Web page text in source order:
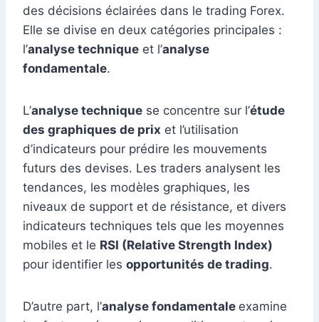
des décisions éclairées dans le trading Forex.
Elle se divise en deux catégories principales :
l’analyse technique et l’analyse
fondamentale.
L’analyse technique se concentre sur l’étude
des graphiques de prix et l’utilisation
d’indicateurs pour prédire les mouvements
futurs des devises. Les traders analysent les
tendances, les modèles graphiques, les
niveaux de support et de résistance, et divers
indicateurs techniques tels que les moyennes
mobiles et le RSI (Relative Strength Index)
pour identifier les opportunités de trading.
D’autre part, l’analyse fondamentale examine